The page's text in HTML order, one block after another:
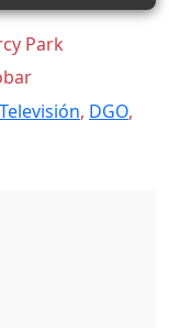
Park
, DGO,